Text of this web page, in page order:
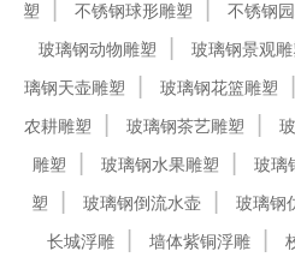
塑
不锈钢球形雕塑 不锈钢
玻璃钢动物雕塑
玻璃钢景观雕
璃钢天壶雕塑
玻璃钢花篮雕塑
农耕雕塑
玻璃钢茶艺雕塑
雕塑
玻璃钢水果雕塑 玻璃
塑
玻璃钢倒流水壶 玻璃钢
长城浮雕
墙体紫铜浮雕